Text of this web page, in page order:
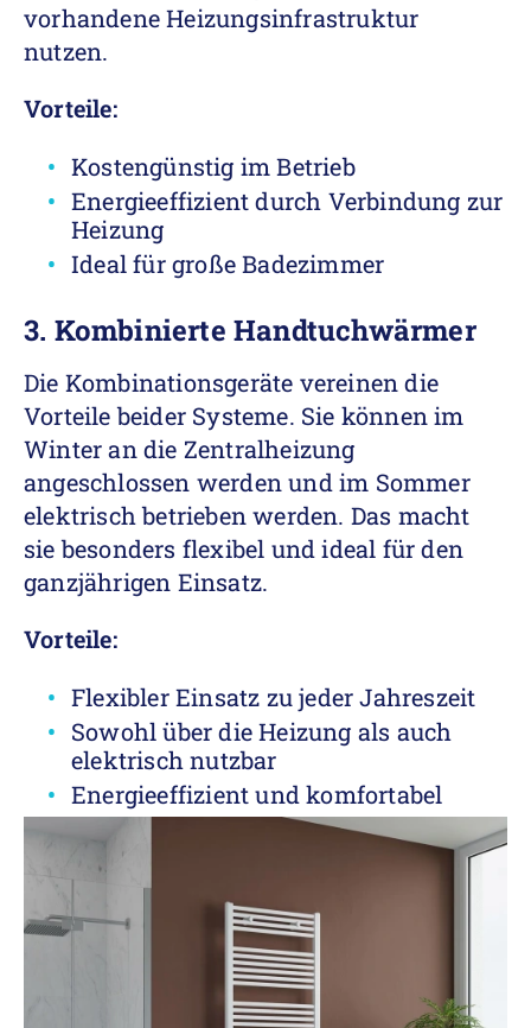
vorhandene Heizungsinfrastruktur
nutzen.
Vorteile:
Kostengünstig im Betrieb
Energieeffizient durch Verbindung zur
Heizung
Ideal für große Badezimmer
3. Kombinierte Handtuchwärmer
Die Kombinationsgeräte vereinen die
Vorteile beider Systeme. Sie können im
Winter an die Zentralheizung
angeschlossen werden und im Sommer
elektrisch betrieben werden. Das macht
sie besonders flexibel und ideal für den
ganzjährigen Einsatz.
Vorteile:
Flexibler Einsatz zu jeder Jahreszeit
Sowohl über die Heizung als auch
elektrisch nutzbar
Energieeffizient und komfortabel